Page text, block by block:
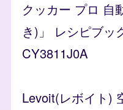
クッカー プロ 自
き)」 レシピブッ
CY3811J0A
Levoit(レボイト)